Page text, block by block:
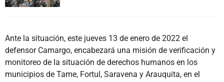
Ante la situación, este jueves 13 de enero de 2022 el
defensor Camargo, encabezará una misión de verificación y
monitoreo de la situación de derechos humanos en los
municipios de Tame, Fortul, Saravena y Arauquita, en el